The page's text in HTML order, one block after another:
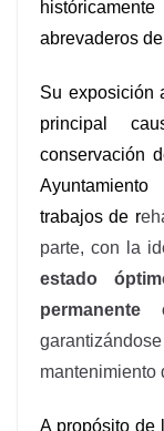
abrevaderos
Su exposición
principal
conservación
trabajos de r
parte, con la
estado
mantenimiento
A propósito de